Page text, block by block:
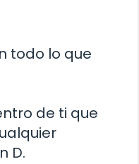
todo lo que
de ti que
D.